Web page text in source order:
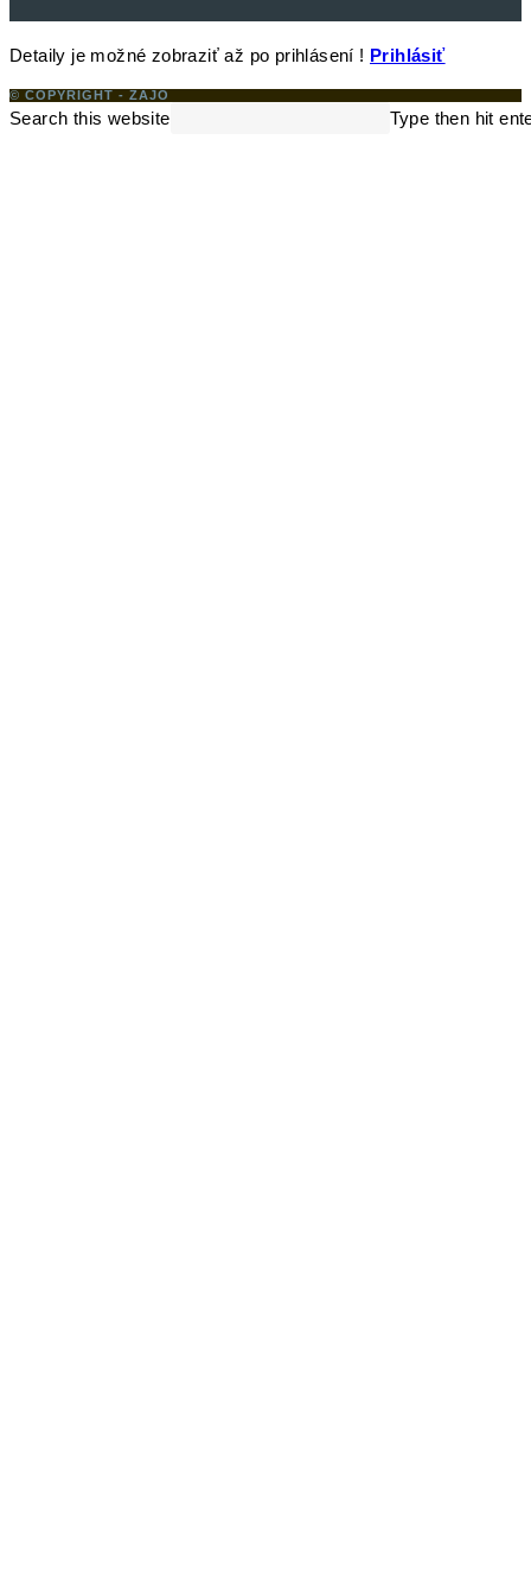
Detaily je možné zobraziť až po prihlásení ! Prihlásiť
© COPYRIGHT - ZAJO
Search this website Type then hit